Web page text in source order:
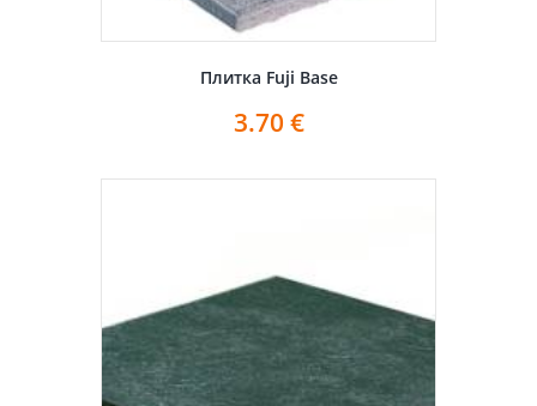
Плитка Fuji Base
3.70 €